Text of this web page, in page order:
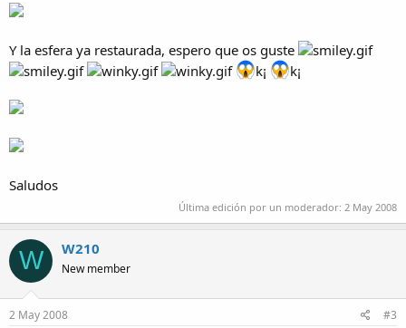
Y la esfera ya restaurada, espero que os guste
k¡
k¡
Saludos
Última edición por un moderador: 2 May 2008
W W210
New member
2 May 2008 #3